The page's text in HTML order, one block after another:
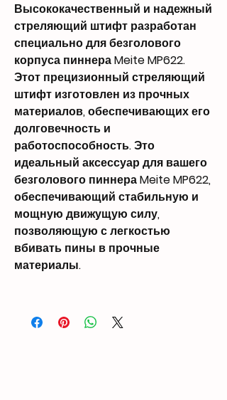
Высококачественный и надежный
стреляющий штифт разработан
специально для безголового
корпуса пиннера Meite MP622.
Этот прецизионный стреляющий
штифт изготовлен из прочных
материалов, обеспечивающих его
долговечность и
работоспособность. Это
идеальный аксессуар для вашего
безголового пиннера Meite MP622,
обеспечивающий стабильную и
мощную движущую силу,
позволяющую с легкостью
вбивать пины в прочные
материалы.